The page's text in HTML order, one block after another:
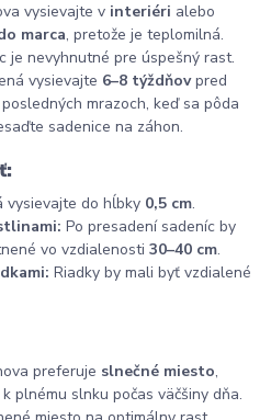
vysievajte v interiéri alebo
marca, pretože je teplomilná.
je nevyhnutné pre úspešný rast.
vysievajte 6–8 týždňovpred
mrazoch, keď sa pôda
sadenice na záhon.
vysievajte do hĺbky 0,5 cm.
Po presadení sadeníc by
vo vzdialenosti 30–40 cm.
Riadky by mali byť vzdialené
preferuje slnečné miesto,
plnému slnku počas väčšiny dňa.